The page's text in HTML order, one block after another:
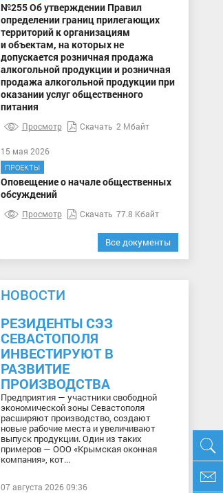
№255 Об утверждении Правил
определении границ прилегающих
территорий к организациям
и объектам, на которых не
допускается розничная продажа
алкогольной продукции и розничная
продажа алкогольной продукции при
оказании услуг общественного
питания
Просмотр Скачать 2 Мбайт
15 мая 2026
ПРОЕКТЫ
Оповещение о начале общественных
обсуждений
Просмотр Скачать 77.8 Кбайт
Все документы
НОВОСТИ
РЕЗИДЕНТЫ СЭЗ
СЕВАСТОПОЛЯ
ИНВЕСТИРУЮТ В
РАЗВИТИЕ
ПРОИЗВОДСТВА
Предприятия — участники свободной
экономической зоны Севастополя
расширяют производство, создают
новые рабочие места и увеличивают
выпуск продукции. Один из таких
примеров — ООО «Крымская оконная
компания», кот...
07 августа 2026 09:36